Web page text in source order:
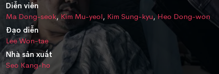
Diễn viên
Ma Dong-seok,Kim Mu-yeol, Kim Sung-kyu,Heo Dong-won
Đạo diễn
Lee Won-tae
Nhà sản xuất
Seo Kang-ho